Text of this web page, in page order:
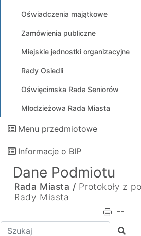
Oświadczenia majątkowe
Zamówienia publiczne
Miejskie jednostki organizacyjne
Rady Osiedli
Oświęcimska Rada Seniorów
Młodzieżowa Rada Miasta
Menu przedmiotowe
Informacje o BIP
Dane Podmiotu
Rada Miasta / Protokoły z
Rady Miasta
Wpisz tekst do wyszukania Szukaj